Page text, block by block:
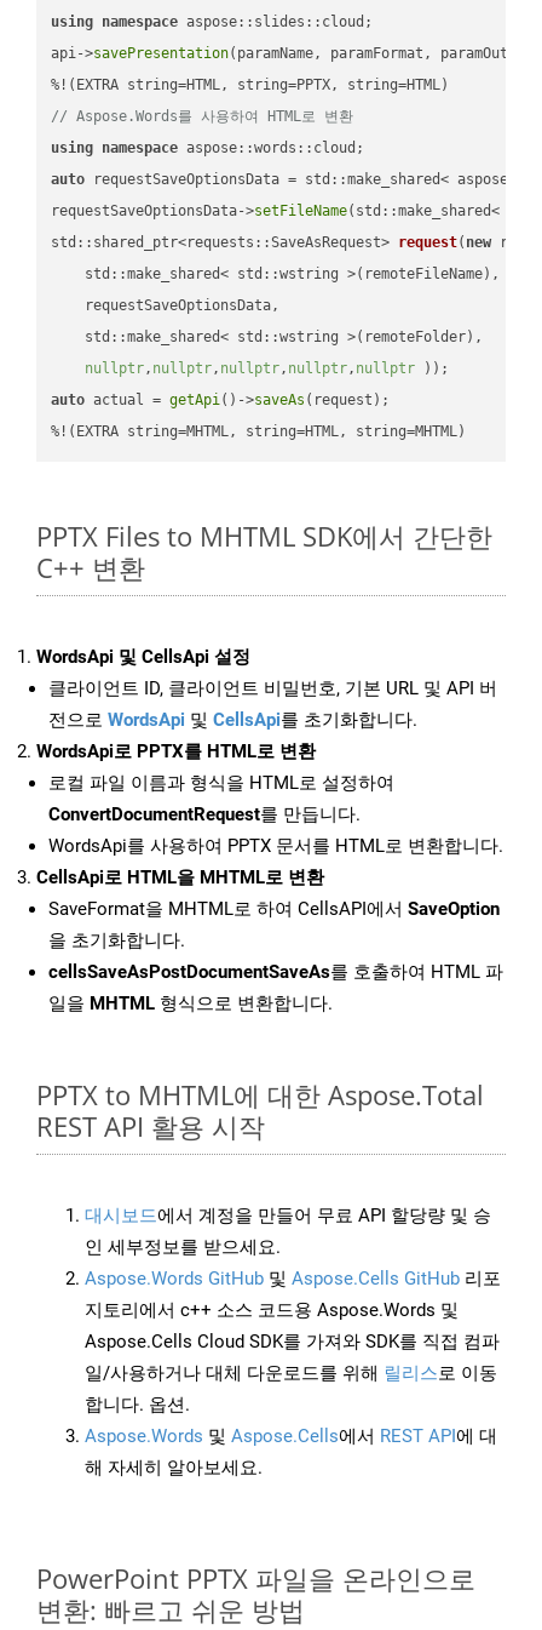
using namespace aspose::slides::cloud;
api->savePresentation(paramName, paramFormat,
// Aspose.Words를 사용하여 HTML로 변환
using namespace
auto requestSaveOptionsData = std::make_shared<
requestSaveOptionsData->setFileName(std::make_shared<
std::shared_ptr<requests::SaveAsRequest> request( new
    std::make_shared< std::wstring >(remoteFileName),
    requestSaveOptionsData,
    std::make_shared< std::wstring >(remoteFolder),
nullptr, nullptr, nullptr, nullptr, nullptr ))
auto actual = getApi()->saveAs (request);
%!(EXTRA string=MHTML, string=HTML, string=MHTML)
PPTX Files to MHTML SDK에서 간단한
C++ 변환
WordsApi 및 CellsApi 설정
클라이언트 ID, 클라이언트 비밀번호, 기본 URL 및 API 버
전으로 WordsApi 및 CellsApi를 초기화합니다.
WordsApi로 PPTX를 HTML로 변환
로컬 파일 이름과 형식을 HTML로 설정하여
ConvertDocumentRequest를 만듭니다.
WordsApi를 사용하여 PPTX 문서를 HTML로 변환합니다.
CellsApi로 HTML을 MHTML로 변환
SaveFormat을 MHTML로 하여 CellsAPI에서 SaveOption
을 초기화합니다.
cellsSaveAsPostDocumentSaveAs를 호출하여 HTML 파
일을 MHTML 형식으로 변환합니다.
PPTX to MHTML에 대한 Aspose.Total
REST API 활용 시작
대시보드에서 계정을 만들어 무료 API 할당량 및 승
인 세부정보를 받으세요.
Aspose.Words GitHub 및 Aspose.Cells GitHub 리포
지토리에서 c++ 소스 코드용 Aspose.Words 및
Aspose.Cells Cloud SDK를 가져와 SDK를 직접 컴파
일/사용하거나 대체 다운로드를 위해 릴리스로 이동
합니다. 옵션.
Aspose.Words 및 Aspose.Cells에서 REST API에 대
해 자세히 알아보세요.
PowerPoint PPTX 파일을 온라인으로
변환: 빠르고 쉬운 방법